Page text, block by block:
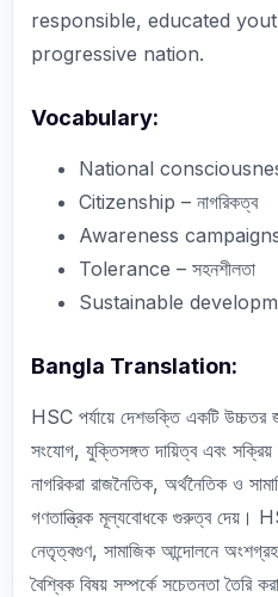
responsible, educated
progressive nation.
Vocabulary:
National consciousness
Citizenship – নাগরিকত্ব
Awareness campaigns
Tolerance – সহনশীলতা
Sustainable
Bangla Translation:
HSC পর্যায়ে দেশভক্তি একটি উচ্চতর
সংযোগ, যুক্তিসঙ্গত দায়িত্ব এবং
নাগরিকরা রাজনৈতিক, অর্থনৈতিক ও
গণতান্ত্রিক মূল্যবোধকে গুরুত্ব দেয়।
নেতৃত্বগুণ, সামাজিক আন্দোলনে
বৈশ্বিক বিষয় সম্পর্কে সচেতনতা তৈরি